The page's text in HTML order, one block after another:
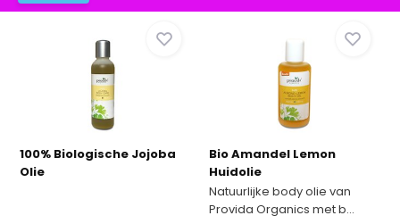
100% Biologische Jojoba
Olie
Bio Amandel Lemon
Huidolie
Natuurlijke body olie van
Provida Organics met b...